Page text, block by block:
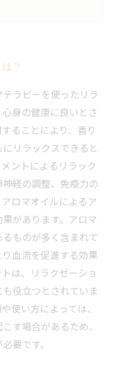
？
ラピーを使ったリラ
身の健康に良いとさ
ることにより、香り
リラックスできると
ントによるリラック
経の調整、免疫力の
ロマオイルによるア
があります。アロマ
ものが多く含まれて
血流を促進する効果
は、リラクゼーショ
役立つとされていま
使い方によっては、
す場合があるため、
要です。